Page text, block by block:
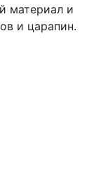
материал и
и царапин.